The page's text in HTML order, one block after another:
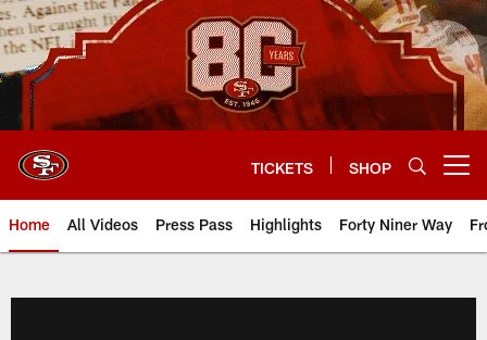
Skip
to
main
content
TICKETS SHOP
Home All Videos Press Pass Highlights Forty Niner Way